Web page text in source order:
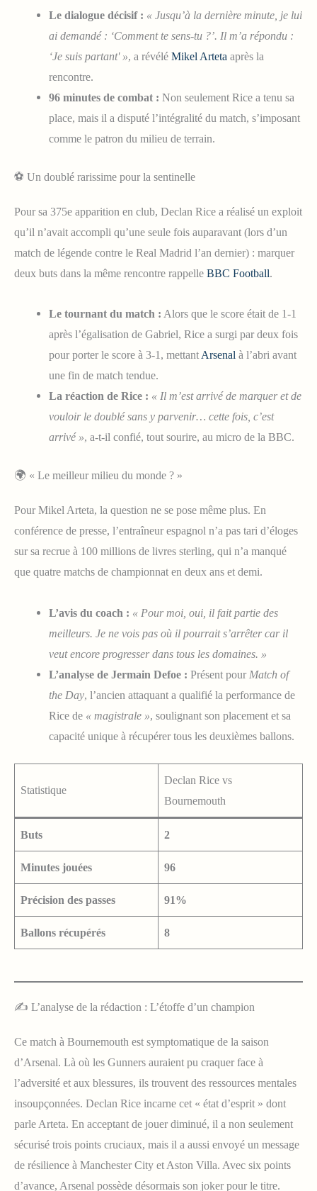
Le dialogue décisif : « Jusqu’à la dernière minute, je lui
ai demandé : ‘Comment te sens-tu ?’. Il m’a répondu :
‘Je suis partant' », a révéléMikel Arteta après la
rencontre.
96 minutes de combat : Non seulement Rice a tenu sa
place, mais il a disputé l’intégralité du match, s’imposant
comme le patron du milieu de terrain.
⚽ Un doublé rarissime pour la sentinelle
Pour sa 375e apparition en club, Declan Rice a réalisé un exploit
qu’il n’avait accompli qu’une seule fois auparavant (lors d’un
match de légende contre le Real Madrid l’an dernier) : marquer
deux buts dans la même rencontre rappelle BBC Football.
Le tournant du match : Alors que le score était de 1-1
après l’égalisation de Gabriel, Rice a surgi par deux fois
pour porter le score à 3-1, mettantArsenal à l’abri avant
une fin de match tendue.
La réaction de Rice : « Il m’est arrivé de marquer et de
vouloir le doublé sans y parvenir… cette fois, c’est
arrivé », a-t-il confié, tout sourire, au micro de la BBC.
🌍 « Le meilleur milieu du monde ? »
Pour Mikel Arteta, la question ne se pose même plus. En
conférence de presse, l’entraîneur espagnol n’a pas tari d’éloges
sur sa recrue à 100 millions de livres sterling, qui n’a manqué
que quatre matchs de championnat en deux ans et demi.
L’avis du coach : « Pour moi, oui, il fait partie des
meilleurs. Je ne vois pas où il pourrait s’arrêter car il
veut encore progresser dans tous les domaines. »
L’analyse de Jermain Defoe : Présent pour Match of
the Day, l’ancien attaquant a qualifié la performance de
Rice de « magistrale », soulignant son placement et sa
capacité unique à récupérer tous les deuxièmes ballons.
Statistique
Declan Rice vs
Bournemouth
Buts 2
Minutes jouées 96
Précision des passes 91%
Ballons récupérés 8
✍️ L’analyse de la rédaction : L’étoffe d’un champion
Ce match à Bournemouth est symptomatique de la saison
d’Arsenal. Là où les Gunners auraient pu craquer face à
l’adversité et aux blessures, ils trouvent des ressources mentales
insoupçonnées. Declan Rice incarne cet « état d’esprit » dont
parle Arteta. En acceptant de jouer diminué, il a non seulement
sécurisé trois points cruciaux, mais il a aussi envoyé un message
de résilience à Manchester City et Aston Villa. Avec six points
d’avance, Arsenal possède désormais son joker pour le titre.